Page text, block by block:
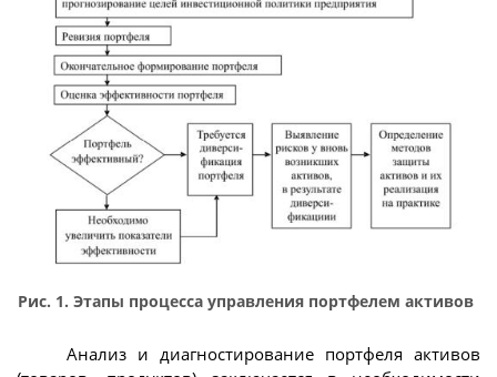
Рис. 1. Этапы процесса управления портфелем активов
Анализ и диагностирование портфеля активов